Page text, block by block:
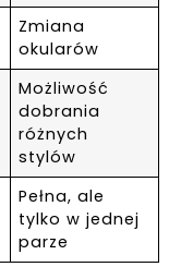
Zmiana
okularów
Możliwość
dobrania
różnych
stylów
Pełna, ale
tylko w jednej
parze